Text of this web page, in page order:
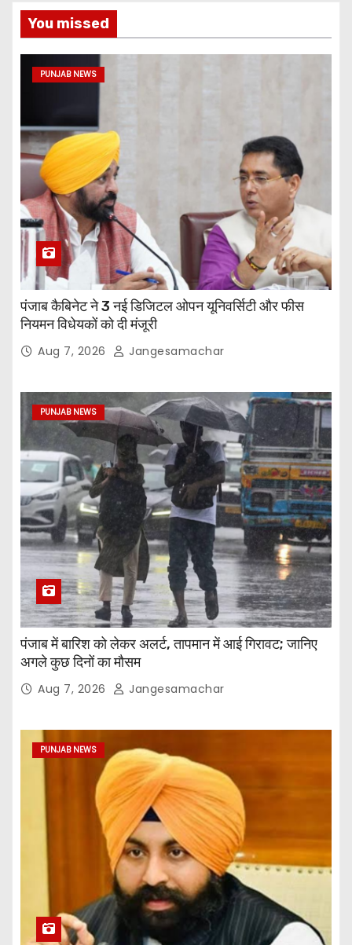
You missed
PUNJAB NEWS
पंजाब कैबिनेट ने 3 नई डिजिटल ओपन यूनिवर्सिटी और फीस
नियमन विधेयकों को दी मंजूरी
Aug 7, 2026 Jangesamachar
PUNJAB NEWS
पंजाब में बारिश को लेकर अलर्ट, तापमान में आई गिरावट; जानिए
अगले कुछ दिनों का मौसम
Aug 7, 2026 Jangesamachar
PUNJAB NEWS